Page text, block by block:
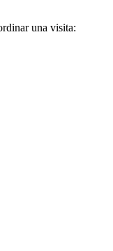
una visita: